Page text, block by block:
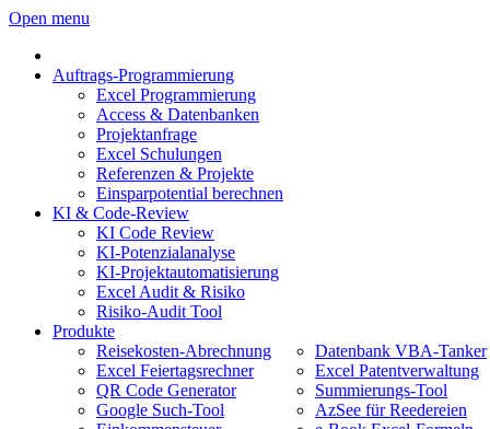
Open menu
Auftrags-Programmierung
Excel Programmierung
Access & Datenbanken
Projektanfrage
Excel Schulungen
Referenzen & Projekte
Einsparpotential berechnen
KI & Code-Review
KI Code Review
KI-Potenzialanalyse
KI-Projektautomatisierung
Excel Audit & Risiko
Risiko-Audit Tool
Produkte
Reisekosten-Abrechnung
Excel Feiertagsrechner
QR Code Generator
Google Such-Tool
Datenbank VBA-Tanker
Excel Patentverwaltung
Summierungs-Tool
AzSee für Reedereien